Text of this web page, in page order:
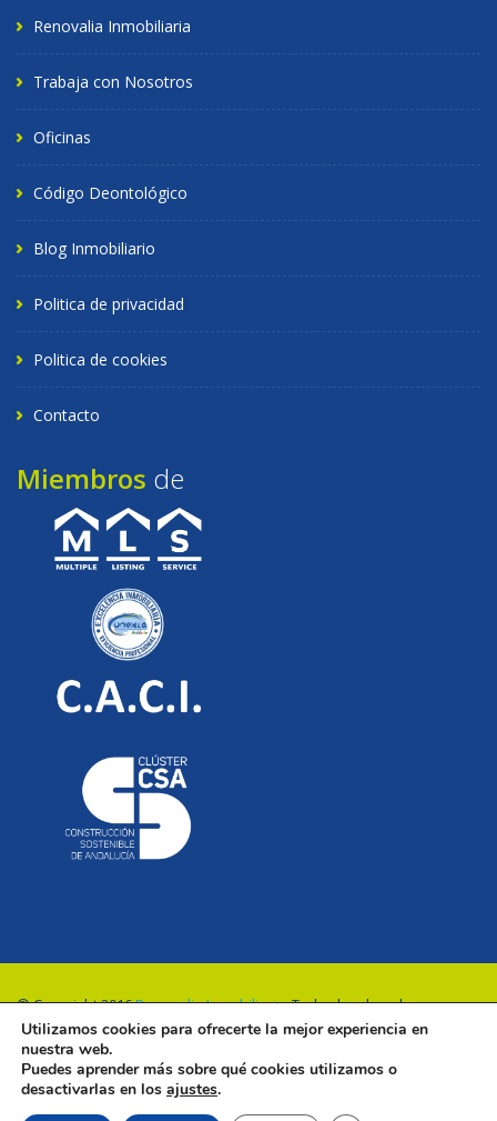
Renovalia Inmobiliaria
Trabaja con Nosotros
Oficinas
Código Deontológico
Blog Inmobiliario
Politica de privacidad
Politica de cookies
Contacto
Miembros de
© Copyright 2016Renovalia Inmobiliaria. Todos los derechos
reservados.
Utilizamos cookies para ofrecerte la mejor experiencia en
nuestra web.
Puedes aprender más sobre qué cookies utilizamos o
desactivarlas en los ajustes.